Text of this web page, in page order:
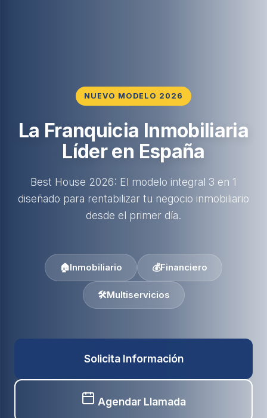
NUEVO MODELO 2026
La Franquicia Inmobiliaria
Líder en España
Best House 2026: El modelo integral 3 en 1
diseñado para rentabilizar tu negocio inmobiliario
desde el primer día.
🏠Inmobiliario 💰Financiero
🛠️Multiservicios
Solicita Información
Agendar Llamada